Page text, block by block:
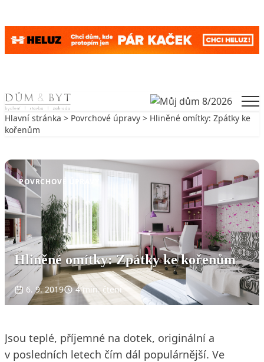
Skip to content
Hlavní stránka > Povrchové úpravy > Hliněné omítky: Zpátky ke
kořenům
POVRCHOVÉ ÚPRAVY
Hliněné omítky: Zpátky ke kořenům
6. 9. 2019 4 min. čtení
Jsou teplé, příjemné na dotek, originální a
v posledních letech čím dál populárnější. Ve